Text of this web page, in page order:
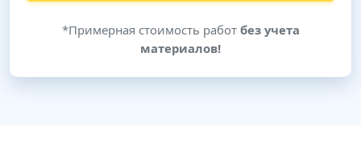
*Примерная стоимость работ без учета
материалов!